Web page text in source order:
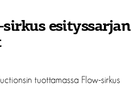
esityssarjan
tuottamassa Flow-sirkus